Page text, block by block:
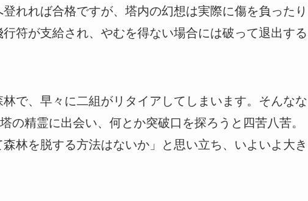
れれば合格ですが、塔内の幻想は実際に傷を負ったり
符が支給され、やむを得ない場合には破って退出する
で、早々に二組がリタイアしてしまいます。そんなな
の精霊に出会い、何とか突破口を探ろうと四苦八苦。
林を脱する方法はないか」と思い立ち、いよいよ大き